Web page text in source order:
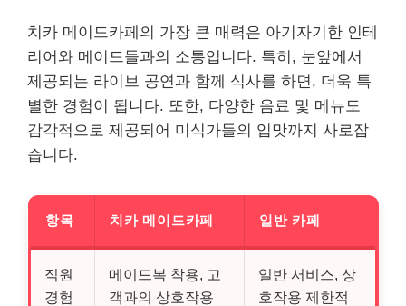
치카 메이드카페의 가장 큰 매력은 아기자기한 인테
리어와 메이드들과의 소통입니다. 특히, 눈앞에서
제공되는 라이브 공연과 함께 식사를 하면, 더욱 특
별한 경험이 됩니다. 또한, 다양한 음료 및 메뉴도
감각적으로 제공되어 미식가들의 입맛까지 사로잡
습니다.
항목 치카 메이드카페 일반 카페
직원
경험
메이드복 착용, 고
객과의 상호작용
일반 서비스, 상
호작용 제한적